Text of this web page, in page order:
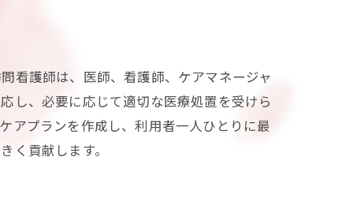
看護師は、医師、看護師、ケアマネージャ
し、必要に応じて適切な医療処置を受けら
アプランを作成し、利用者一人ひとりに最
く貢献します。